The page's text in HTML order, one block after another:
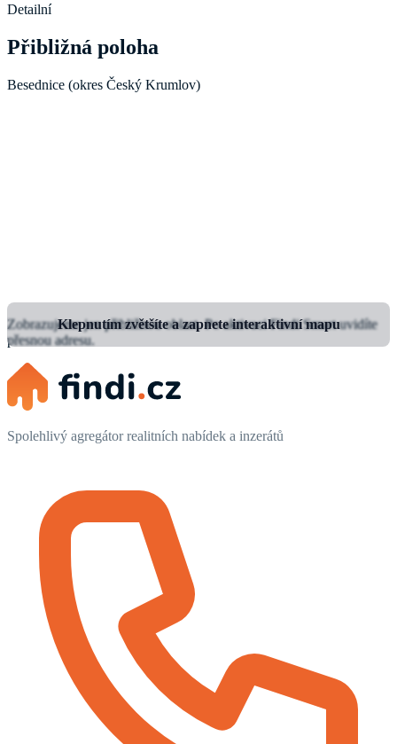
Detailní
Přibližná poloha
Besednice (okres Český Krumlov)
Klepnutím zvětšíte a zapnete interaktivní mapu
Zobrazujeme jen přibližnou oblast.Po aktivaci Findi Smart uvidíte
přesnou adresu.
Spolehlivý agregátor realitních nabídek a inzerátů